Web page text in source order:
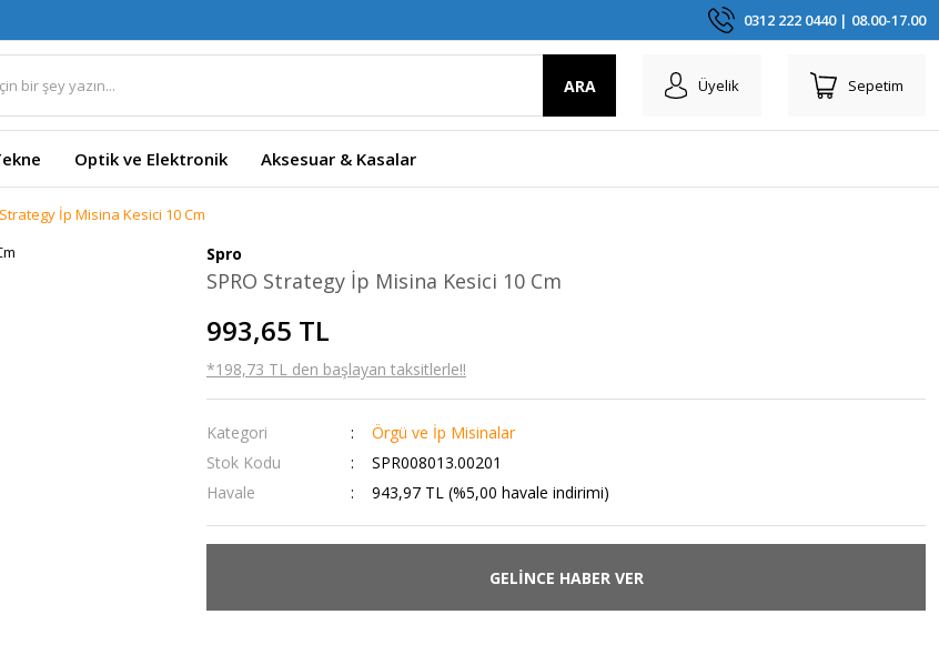
0312 222 0440 | 08.00-17.00
ARA Üyelik Sepetim
Optik ve Elektronik Aksesuar & Kasalar
İp Misina Kesici 10 Cm
Spro
SPRO Strategy İp Misina Kesici 10 Cm
993,65 TL
*198,73 TL den başlayan taksitlerle!!
Kategori
Örgü ve İp Misinalar
Stok Kodu
SPR008013.00201
Havale
943,97 TL (%5,00 havale indirimi)
GELİNCE HABER VER